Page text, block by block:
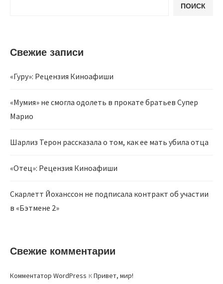
ПОИСК
Свежие записи
«Гуру»: Рецензия Киноафиши
«Мумия» не смогла одолеть в прокате братьев Супер
Марио
Шарлиз Терон рассказала о том, как ее мать убила отца
«Отец»: Рецензия Киноафиши
Скарлетт Йоханссон не подписала контракт об участии
в «Бэтмене 2»
Свежие комментарии
Комментатор WordPress кПривет, мир!